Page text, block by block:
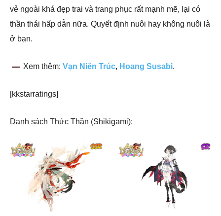
vẻ ngoài khá đẹp trai và trang phục rất mạnh mẽ, lại có
thần thái hấp dẫn nữa. Quyết định nuôi hay không nuôi là
ở bạn.
Xem thêm: Vạn Niên Trúc, Hoang Susabi.
[kkstarratings]
Danh sách Thức Thần (Shikigami):